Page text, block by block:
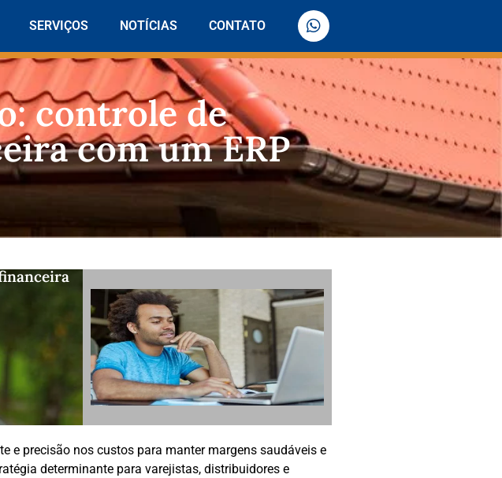
SERVIÇOS NOTÍCIAS CONTATO
controle de
com um ERP
e precisão nos custos para manter margens saudáveis e
determinante para varejistas, distribuidores e